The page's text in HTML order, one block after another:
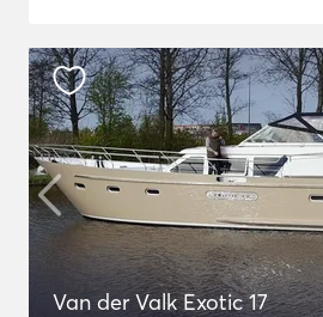
Van der Valk Exotic 17